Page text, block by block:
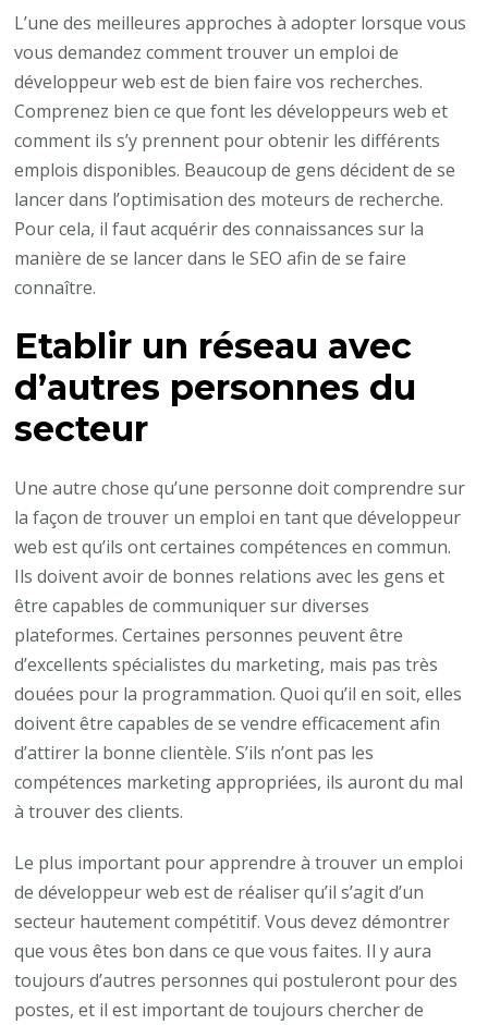
L’une des meilleures approches à adopter lorsque vous
vous demandez comment trouver un emploi de
développeur web est de bien faire vos recherches.
Comprenez bien ce que font les développeurs web et
comment ils s’y prennent pour obtenir les différents
emplois disponibles. Beaucoup de gens décident de se
lancer dans l’optimisation des moteurs de recherche.
Pour cela, il faut acquérir des connaissances sur la
manière de se lancer dans le SEO afin de se faire
connaître.
Etablir un réseau avec
d’autres personnes du
secteur
Une autre chose qu’une personne doit comprendre sur
la façon de trouver un emploi en tant que développeur
web est qu’ils ont certaines compétences en commun.
Ils doivent avoir de bonnes relations avec les gens et
être capables de communiquer sur diverses
plateformes. Certaines personnes peuvent être
d’excellents spécialistes du marketing, mais pas très
douées pour la programmation. Quoi qu’il en soit, elles
doivent être capables de se vendre efficacement afin
d’attirer la bonne clientèle. S’ils n’ont pas les
compétences marketing appropriées, ils auront du mal
à trouver des clients.
Le plus important pour apprendre à trouver un emploi
de développeur web est de réaliser qu’il s’agit d’un
secteur hautement compétitif. Vous devez démontrer
que vous êtes bon dans ce que vous faites. Il y aura
toujours d’autres personnes qui postuleront pour des
postes, et il est important de toujours chercher de